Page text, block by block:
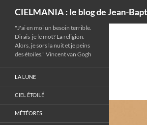
CIELMANIA : le blog de Jean-
"J'ai en moi un besoin terrible.
Dirais-je le mot? La religion.
Alors, je sors la nuit et je peins
des étoiles." Vincent van Gogh
LA LUNE
CIEL ÉTOILÉ
MÉTÉORES